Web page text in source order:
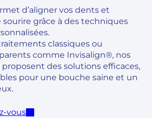
d’aligner vos dents et
sourire grâce à des techniques
traitements classiques ou
comme Invisalign®, nos
des solutions efficaces,
pour une bouche saine et un
vous